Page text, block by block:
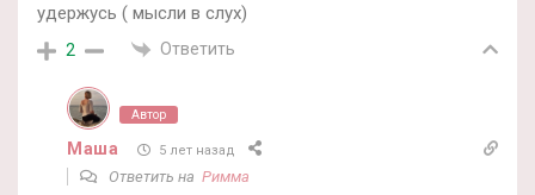
удержусь ( мысли в слух)
2 Ответить
Автор
Маша 5 лет назад
Ответить на Римма